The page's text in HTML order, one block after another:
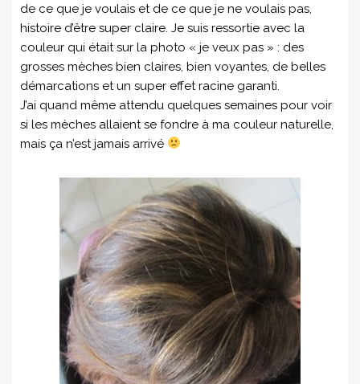
de ce que je voulais et de ce que je ne voulais pas,
histoire d’être super claire. Je suis ressortie avec la
couleur qui était sur la photo « je veux pas » : des
grosses mèches bien claires, bien voyantes, de belles
démarcations et un super effet racine garanti.
J’ai quand même attendu quelques semaines pour voir
si les mèches allaient se fondre à ma couleur naturelle,
mais ça n’est jamais arrivé